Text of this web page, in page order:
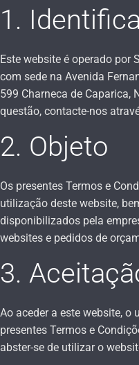
1.
Este website é operado por
com sede na Avenida
599 Charneca de Caparica,
questão, contacte-nos
2. Objeto
Os presentes Termos e
utilização deste website,
disponibilizados pela
websites e pedidos de
3.
Ao aceder a este website,
presentes Termos e
abster-se de utilizar o